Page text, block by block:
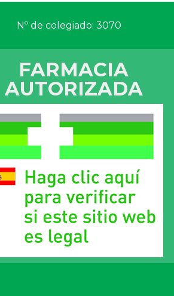
Nº de colegiado: 3070
FARMACIA
AUTORIZADA